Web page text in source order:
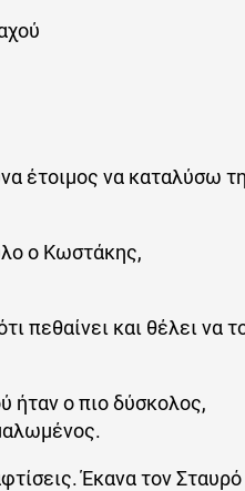
έτοιμος να καταλύσω
ο Κωστάκης,
πεθαίνει και θέλει να
ήταν ο πιο δύσκολος,
Έκανα τον Σταυρό